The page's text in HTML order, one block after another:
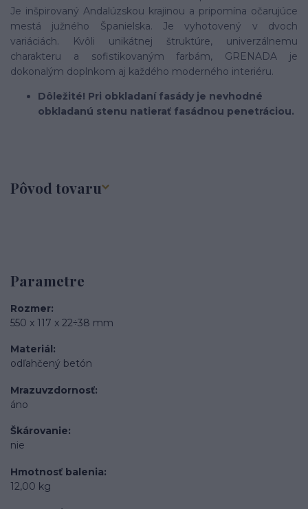
Je inšpirovaný Andalúzskou krajinou a pripomína očarujúce
mestá južného Španielska. Je vyhotovený v dvoch
variáciách. Kvôli unikátnej štruktúre, univerzálnemu
charakteru a sofistikovaným farbám, GRENADA je
dokonalým doplnkom aj každého moderného interiéru.
Dôležité! Pri obkladaní fasády je nevhodné
obkladanú stenu natierať fasádnou penetráciou.
Pôvod tovaru
Parametre
Rozmer
550 x 117 x 22÷38 mm
Materiál
odľahčený betón
Mrazuvzdornosť
áno
Škárovanie
nie
Hmotnosť balenia
12,00 kg